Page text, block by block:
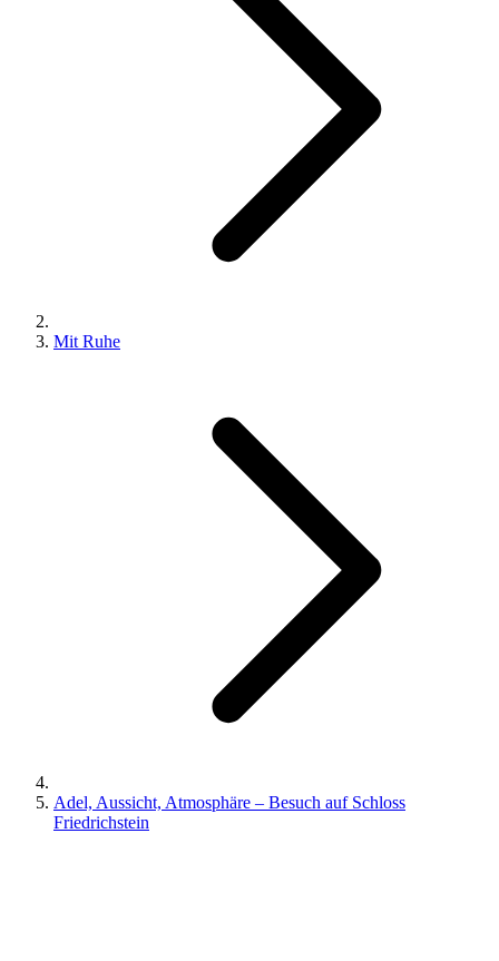
Mit Ruhe
Adel, Aussicht, Atmosphäre – Besuch auf Schloss
Friedrichstein